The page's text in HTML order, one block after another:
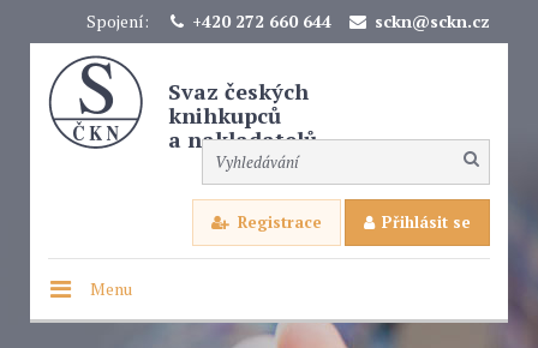
Spojení: +420 272 660 644 sckn@sckn.cz
Svaz českých
knihkupců
a nakladatelů
Registrace Přihlásit se
Menu